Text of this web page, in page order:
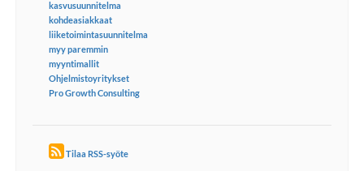
kasvusuunnitelma
kohdeasiakkaat
liiketoimintasuunnitelma
myy paremmin
myyntimallit
Ohjelmistoyritykset
Pro Growth Consulting
Tilaa RSS-syöte